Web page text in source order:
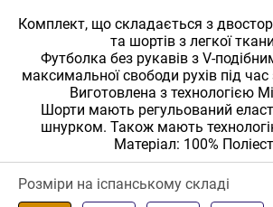
Комплект, що складається з
та шортів з легкої
Футболка без рукавів з V-
максимальної свободи рухів під
Виготовлена ​​з технологією
Шорти мають регульований
шнурком. Також мають
Матеріал: 100%
Розміри на іспанському складі